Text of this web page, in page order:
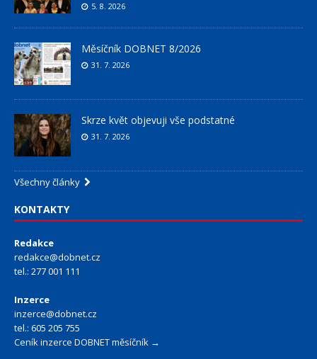
5. 8. 2026
Měsíčník DOBNET 8/2026
31. 7. 2026
Skrze květ objevuji vše podstatné
31. 7. 2026
Všechny články
KONTAKTY
Redakce
redakce@dobnet.cz
tel.: 277 001 111
Inzerce
inzerce@dobnet.cz
tel.: 605 205 755
Ceník inzerce DOBNET měsíčník →